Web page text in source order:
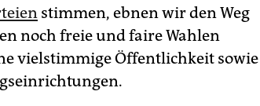
stimmen, ebnen wir den Weg
noch freie und faire Wahlen
vielstimmige Öffentlichkeit sowie